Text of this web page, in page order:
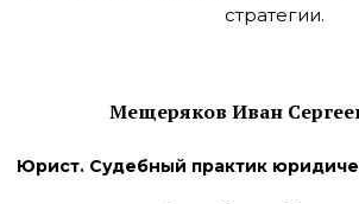
стратегии.
Мещеряков Иван
Юрист. Судебный практик